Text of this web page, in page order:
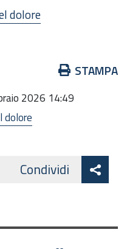
dolore
STAMPA
2026 14:49
dolore
Condividi